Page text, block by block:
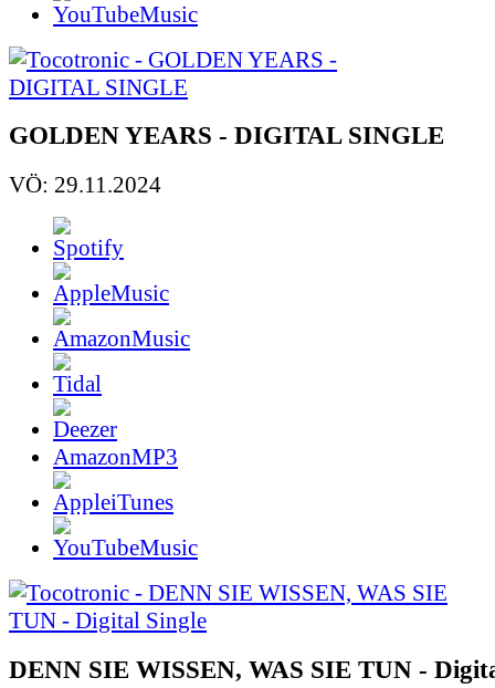
GOLDEN YEARS - DIGITAL SINGLE
VÖ: 29.11.2024
AmazonMP3
DENN SIE WISSEN, WAS SIE TUN -